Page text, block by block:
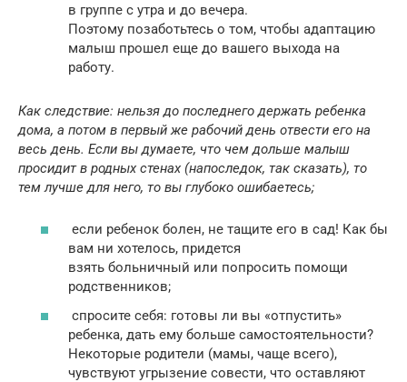
в группе с утра и до вечера.
Поэтому позаботьтесь о том, чтобы адаптацию
малыш прошел еще до вашего выхода на
работу.
Как следствие: нельзя до последнего держать ребенка
дома, а потом в первый же рабочий день отвести его на
весь день. Если вы думаете, что чем дольше малыш
просидит в родных стенах (напоследок, так сказать), то
тем лучше для него, то вы глубоко ошибаетесь;
если ребенок болен, не тащите его в сад! Как бы
вам ни хотелось, придется
взять больничный или попросить помощи
родственников;
спросите себя: готовы ли вы «отпустить»
ребенка, дать ему больше самостоятельности?
Некоторые родители (мамы, чаще всего),
чувствуют угрызение совести, что оставляют